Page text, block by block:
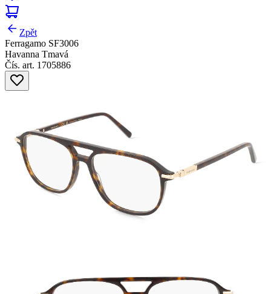
Zpět
Ferragamo SF3006
Havanna Tmavá
Čís. art. 1705886